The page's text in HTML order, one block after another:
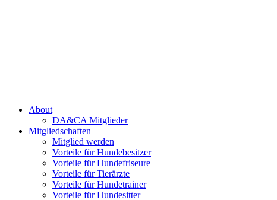
About
DA&CA Mitglieder
Mitgliedschaften
Mitglied werden
Vorteile für Hundebesitzer
Vorteile für Hundefriseure
Vorteile für Tierärzte
Vorteile für Hundetrainer
Vorteile für Hundesitter